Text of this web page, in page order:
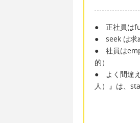
● 正社員は
● seek は求
● 社員は
的）
● よく間違
人）』は、